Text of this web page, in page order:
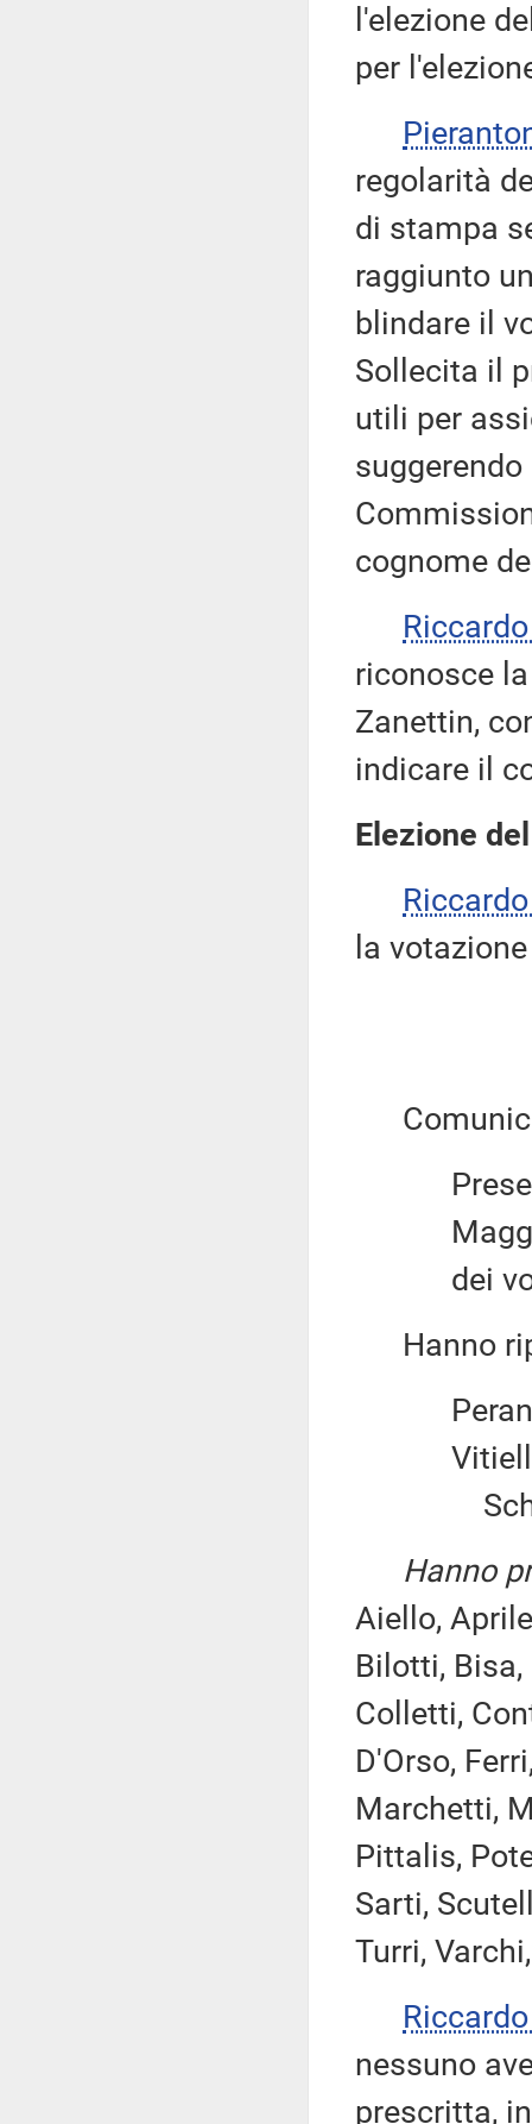
l'elezione
per
regolarità
di stampa
raggiunto
blindare il
Sollecita il
utili per
cognome
riconosce
Zanettin,
indicare il
Elezione
la
dei
Hanno
Hanno
Aiello,
Bilotti,
Colletti,
D'Orso,
Marchetti,
Pittalis,
Sarti,
Turri,
nessuno
prescritta,